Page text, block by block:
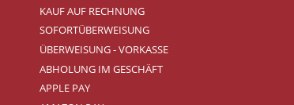
KAUF AUF RECHNUNG
SOFORTÜBERWEISUNG
ÜBERWEISUNG - VORKASSE
ABHOLUNG IM GESCHÄFT
APPLE PAY